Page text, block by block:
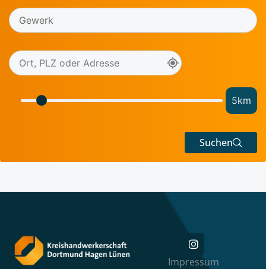
5km
Suchen
Impressum